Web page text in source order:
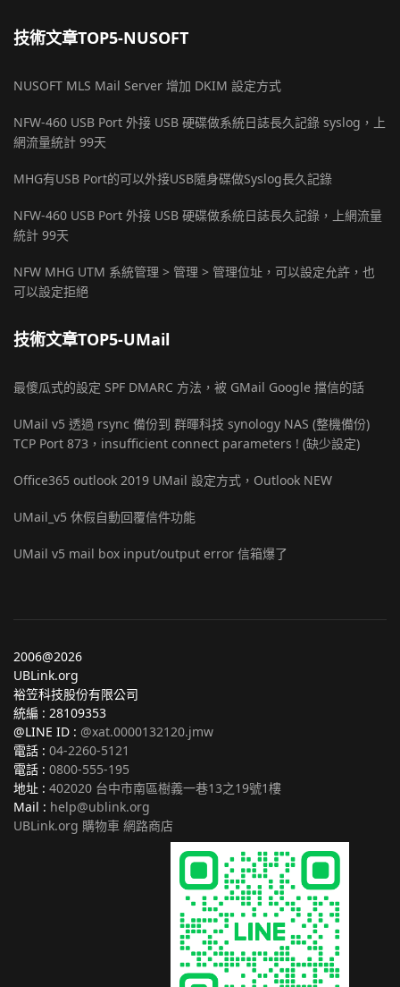
技術文章TOP5-NUSOFT
NUSOFT MLS Mail Server 增加 DKIM 設定方式
NFW-460 USB Port 外接 USB 硬碟做系統日誌長久記錄 syslog，上
網流量統計 99天
MHG有USB Port的可以外接USB隨身碟做Syslog長久記錄
NFW-460 USB Port 外接 USB 硬碟做系統日誌長久記錄，上網流量
統計 99天
NFW MHG UTM 系統管理 > 管理 > 管理位址，可以設定允許，也
可以設定拒絕
技術文章TOP5-UMail
最傻瓜式的設定 SPF DMARC 方法，被 GMail Google 擋信的話
UMail v5 透過 rsync 備份到 群暉科技 synology NAS (整機備份)
TCP Port 873，insufficient connect parameters ! (缺少設定)
Office365 outlook 2019 UMail 設定方式，Outlook NEW
UMail_v5 休假自動回覆信件功能
UMail v5 mail box input/output error 信箱爆了
2006@2026
UBLink.org
裕笠科技股份有限公司
統編 : 28109353
@LINE ID : @xat.0000132120.jmw
電話 : 04-2260-5121
電話 : 0800-555-195
地址 : 402020 台中市南區樹義一巷13之19號1樓
Mail : help@ublink.org
UBLink.org 購物車 網路商店